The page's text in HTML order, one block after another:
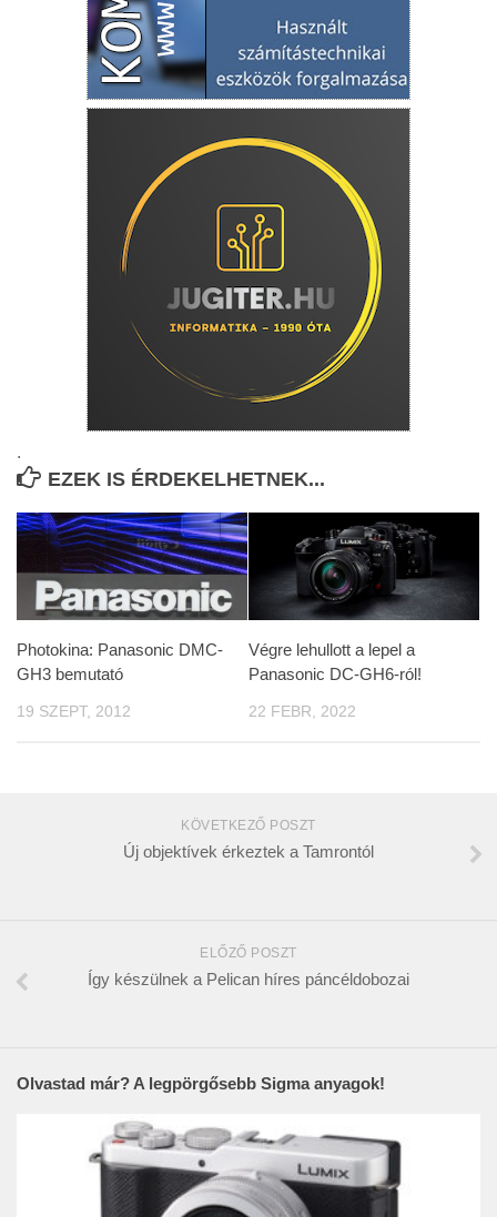
.
EZEK IS ÉRDEKELHETNEK...
Photokina: Panasonic DMC-
GH3 bemutató
19 SZEPT, 2012
Végre lehullott a lepel a
Panasonic DC-GH6-ról!
22 FEBR, 2022
KÖVETKEZŐ POSZT
Új objektívek érkeztek a Tamrontól
ELŐZŐ POSZT
Így készülnek a Pelican híres páncéldobozai
Olvastad már? A legpörgősebb Sigma anyagok!